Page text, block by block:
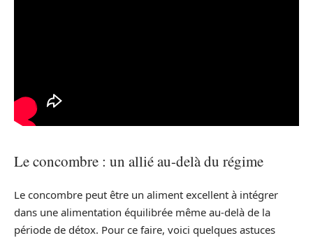
Le concombre : un allié au-delà du régime
Le concombre peut être un aliment excellent à intégrer
dans une alimentation équilibrée même au-delà de la
période de détox. Pour ce faire, voici quelques astuces